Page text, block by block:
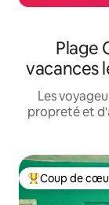
Plage
vacances
Les
propreté et
Coup de cœur
Coup de